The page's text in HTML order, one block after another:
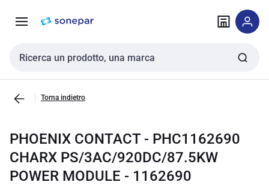
navigazione alla
Cerca input
Torna indietro
PHOENIX CONTACT - PHC1162690
CHARX PS/3AC/920DC/87.5KW
POWER MODULE - 1162690